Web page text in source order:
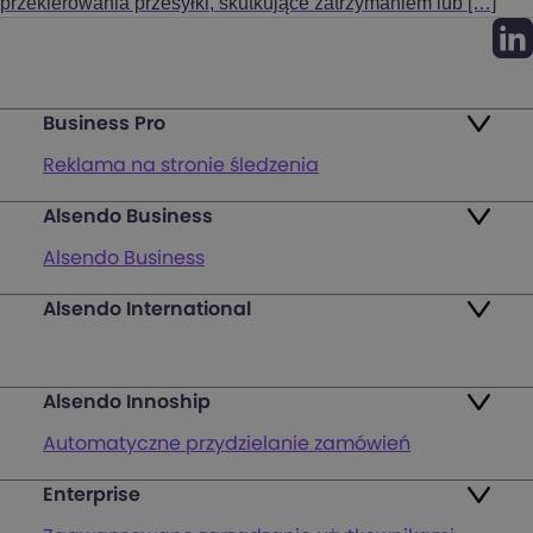
Business Pro
Reklama na stronie śledzenia
Mapa punktów
Zwroty
Zaloguj się
Zarejestruj się
Alsendo Business
Alsendo Business
Przesyłki krajowe
Przesyłki transgraniczne
Mapa punktów nadania i odbioru
Alsendo International
Alsendo Innoship
Automatyczne przydzielanie zamówień
Generowanie etykiet wysyłkowych
Enterprise